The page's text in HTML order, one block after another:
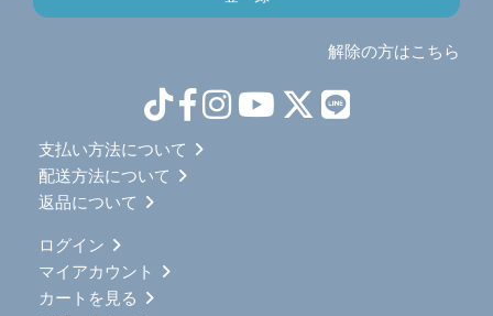
解除の方はこちら
支払い方法について
配送方法について
返品について
ログイン
マイアカウント
カートを見る